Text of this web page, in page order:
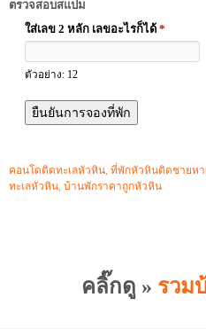
ตรวจสอบสแปม
ใส่เลข 2 หลัก เลขอะไรก็ได้ *
ตัวอย่าง: 12
คอนโดติดทะเลหัวหิน, ที่พักหัวหินติดชายห
ทะเลหัวหิน, บ้านพักราคาถูกหัวหิน
คลิ๊กดู » รวม